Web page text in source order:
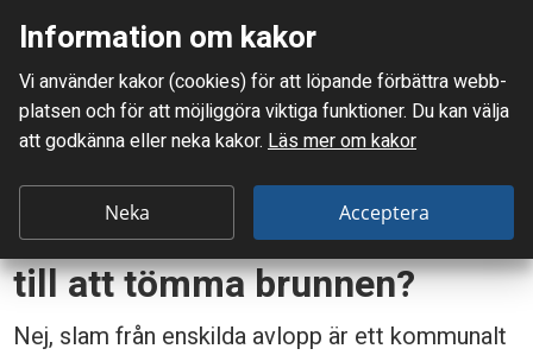
Mellanskånes Renhållnings AB
Du är här:
Frågor & svar
a
n
Kan jag anlita någon annan
till att tömma brunnen?
Nej, slam från enskilda avlopp är ett kommunalt
Information om kakor
Vi använder kakor (cookies) för att löpande förbättra webb­
platsen och för att möjlig­göra viktiga funktioner. Du kan välja
att godkänna eller neka kakor. Läs mer om kakor
Neka Acceptera